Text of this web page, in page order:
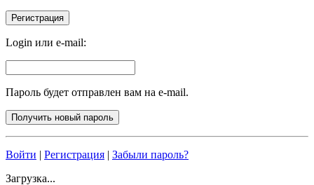
Login или e-mail:
Пароль будет отправлен вам на e-mail.
Войти | Регистрация | Забыли пароль?
Загрузка...